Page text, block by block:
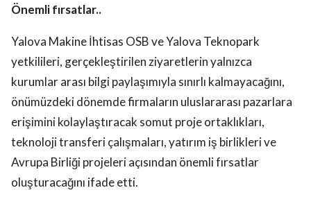
Önemli fırsatlar..
Yalova Makine İhtisas OSB ve Yalova Teknopark
yetkilileri, gerçekleştirilen ziyaretlerin yalnızca
kurumlar arası bilgi paylaşımıyla sınırlı kalmayacağını,
önümüzdeki dönemde firmaların uluslararası pazarlara
erişimini kolaylaştıracak somut proje ortaklıkları,
teknoloji transferi çalışmaları, yatırım iş birlikleri ve
Avrupa Birliği projeleri açısından önemli fırsatlar
oluşturacağını ifade etti.